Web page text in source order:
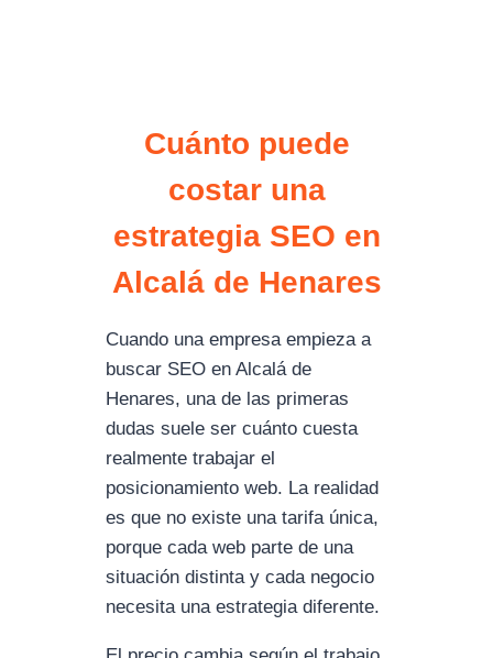
Cuánto puede
costar una
estrategia SEO en
Alcalá de Henares
Cuando una empresa empieza a
buscar SEO en Alcalá de
Henares, una de las primeras
dudas suele ser cuánto cuesta
realmente trabajar el
posicionamiento web. La realidad
es que no existe una tarifa única,
porque cada web parte de una
situación distinta y cada negocio
necesita una estrategia diferente.